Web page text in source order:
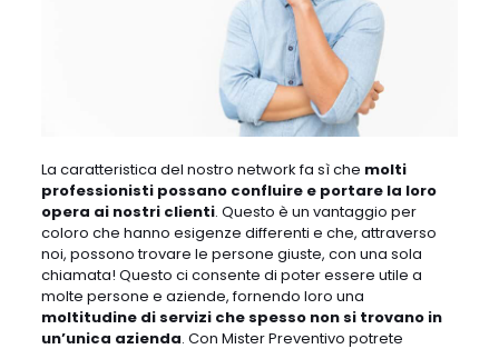
La caratteristica del nostro network fa sì che molti
professionisti possano confluire e portare la loro
opera ai nostri clienti. Questo è un vantaggio per
coloro che hanno esigenze differenti e che, attraverso
noi, possono trovare le persone giuste, con una sola
chiamata! Questo ci consente di poter essere utile a
molte persone e aziende, fornendo loro una
moltitudine di servizi che spesso non si trovano in
un’unica azienda. Con Mister Preventivo potrete